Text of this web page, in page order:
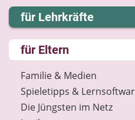
Kontakt
Impressum
Internet-ABC Sitemap
Barrierefreiheit
Länderprojekte
Lernen und Schule
Hobby und Freizeit
Spiel und Spaß
Mitreden und Mitmachen
Lexikon
Datenschutz
Newsletter
für Lehrkräfte
Lernmodule
Unterrichts­materialien
Internet-ABC-Schule
Praxishilfen
Aktuelles
für Eltern
Familie & Medien
Spieletipps &
Die Jüngsten im Netz